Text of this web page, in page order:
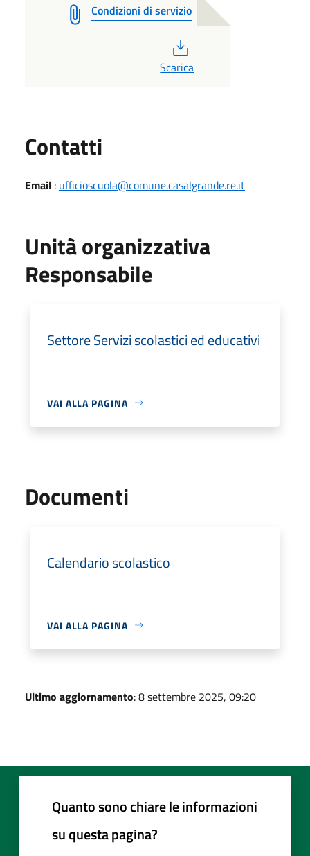
Condizioni di servizio
Scarica
Contatti
Email : ufficioscuola@comune.casalgrande.re.it
Unità organizzativa
Responsabile
Settore Servizi scolastici ed educativi
VAI ALLA PAGINA
Documenti
Calendario scolastico
VAI ALLA PAGINA
Ultimo aggiornamento: 8 settembre 2025, 09:20
Quanto sono chiare le informazioni
su questa pagina?